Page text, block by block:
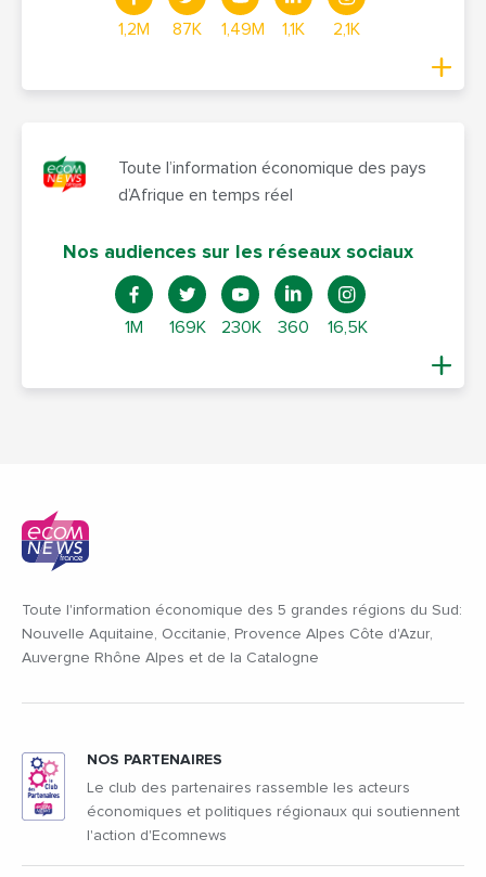
1,2M 87K 1,49M 1,1K 2,1K
Toute l’information économique des pays
d’Afrique en temps réel
Nos audiences sur les réseaux sociaux
1M 169K 230K 360 16,5K
Toute l'information économique des 5 grandes régions du Sud:
Nouvelle Aquitaine, Occitanie, Provence Alpes Côte d'Azur,
Auvergne Rhône Alpes et de la Catalogne
NOS PARTENAIRES
Le club des partenaires rassemble les acteurs
économiques et politiques régionaux qui soutiennent
l'action d'Ecomnews